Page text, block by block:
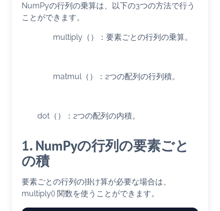
NumPyの行列の乗算は、以下の3つの方法で行う
ことができます。
multiply（）：要素ごとの行列の乗算。
matmul（）：2つの配列の行列積。
dot（）：2つの配列の内積。
1. NumPyの行列の要素ごと
の積
要素ごとの行列の掛け算が必要な場合は、
multiply() 関数を使うことができます。